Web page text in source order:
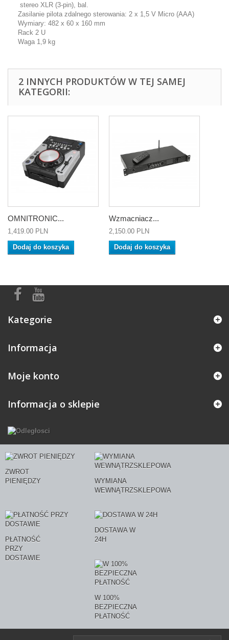
stereo XLR (3-pin), bal.
Zasilanie pilota zdalnego sterowania: 2 x 1,5 V Micro (AAA)
Wymiary: 482 x 60 x 160 mm
Rack 2 U
Waga 1,9 kg
2 INNYCH PRODUKTÓW W TEJ SAMEJ
KATEGORII:
OMNITRONIC...
1,419.00 PLN
Dodaj do koszyka
Wzmacniacz...
2,150.00 PLN
Dodaj do koszyka
Kategorie
Informacja
Moje konto
Informacja o sklepie
ZWROT
PIENIĘDZY
WYMIANA
WEWNĄTRZSKLEPOWA
PŁATNOŚĆ
PRZY
DOSTAWIE
DOSTAWA W
24H
W 100%
BEZPIECZNA
PŁATNOŚĆ